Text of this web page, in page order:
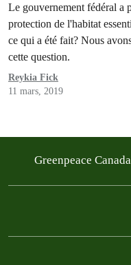
Le gouvernement fédéral a
protection de l'habitat
ce qui a été fait? Nous
cette question.
Reykia Fick
11 mars, 2019
Greenpeace Canada